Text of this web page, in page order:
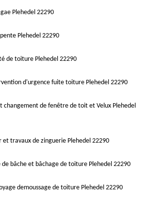
Plehedel 22290
Plehedel 22290
de toiture Plehedel 22290
d'urgence fuite toiture Plehedel 22290
changement de fenêtre de toit et Velux Plehedel
et travaux de zinguerie Plehedel 22290
de bâche et bâchage de toiture Plehedel 22290
demoussage de toiture Plehedel 22290